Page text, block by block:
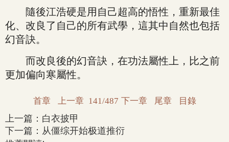
隨後江浩硬是用自己超高的悟性，重新最佳
化、改良了自己的所有武學，這其中自然也包括
幻音訣。
而改良後的幻音訣，在功法屬性上，比之前
更加偏向寒屬性。
首章 上一章 141/487 下一章 尾章 目錄
上一篇： 白衣披甲
下一篇： 从僵综开始极道推衍